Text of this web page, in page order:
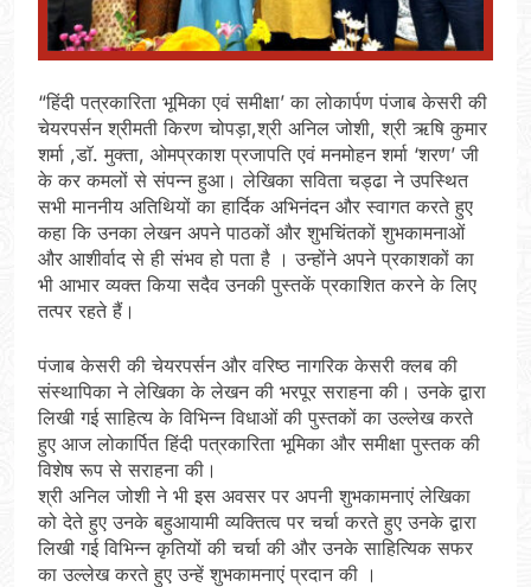
“हिंदी पत्रकारिता भूमिका एवं समीक्षा’ का लोकार्पण पंजाब केसरी की
चेयरपर्सन श्रीमती किरण चोपड़ा,श्री अनिल जोशी, श्री ऋषि कुमार
शर्मा ,डाॅ. मुक्ता, ओमप्रकाश प्रजापति एवं मनमोहन शर्मा ‘शरण’ जी
के कर कमलों से संपन्न हुआ। लेखिका सविता चड्ढा ने उपस्थित
सभी माननीय अतिथियों का हार्दिक अभिनंदन और स्वागत करते हुए
कहा कि उनका लेखन अपने पाठकों और शुभचिंतकों शुभकामनाओं
और आशीर्वाद से ही संभव हो पता है । उन्होंने अपने प्रकाशकों का
भी आभार व्यक्त किया सदैव उनकी पुस्तकें प्रकाशित करने के लिए
तत्पर रहते हैं।
पंजाब केसरी की चेयरपर्सन और वरिष्ठ नागरिक केसरी क्लब की
संस्थापिका ने लेखिका के लेखन की भरपूर सराहना की। उनके द्वारा
लिखी गई साहित्य के विभिन्न विधाओं की पुस्तकों का उल्लेख करते
हुए आज लोकार्पित हिंदी पत्रकारिता भूमिका और समीक्षा पुस्तक की
विशेष रूप से सराहना की।
श्री अनिल जोशी ने भी इस अवसर पर अपनी शुभकामनाएं लेखिका
को देते हुए उनके बहुआयामी व्यक्तित्व पर चर्चा करते हुए उनके द्वारा
लिखी गई विभिन्न कृतियों की चर्चा की और उनके साहित्यिक सफर
का उल्लेख करते हुए उन्हें शुभकामनाएं प्रदान की ।